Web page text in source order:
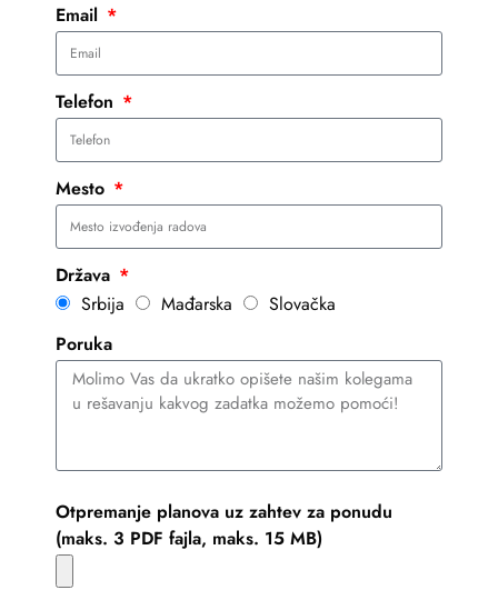
Email
Telefon
Mesto
Država
Srbija
Mađarska
Slovačka
Poruka
Otpremanje planova uz zahtev za ponudu
(maks. 3 PDF fajla, maks. 15 MB)